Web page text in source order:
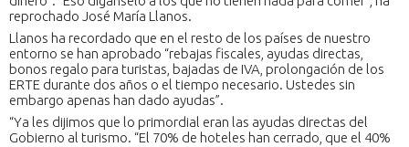
reprochado José María Llanos.
Llanos ha recordado que en el resto de los países de nuestro
entorno se han aprobado “rebajas fiscales, ayudas directas,
bonos regalo para turistas, bajadas de IVA, prolongación de los
ERTE durante dos años o el tiempo necesario. Ustedes sin
embargo apenas han dado ayudas”.
“Ya les dijimos que lo primordial eran las ayudas directas del
Gobierno al turismo. “El 70% de hoteles han cerrado, que el 40%